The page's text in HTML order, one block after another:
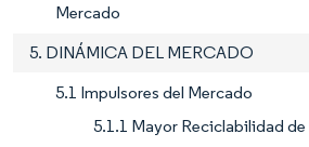
Mercado
5. DINÁMICA DEL MERCADO
5.1 Impulsores del Mercado
5.1.1 Mayor Reciclabilidad de